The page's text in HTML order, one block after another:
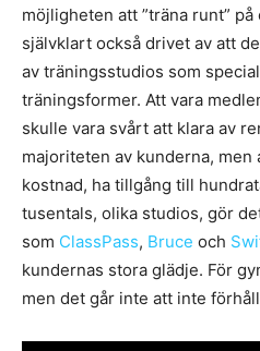
möjligheten att ”träna runt”
självklart också drivet av att
av träningsstudios som
träningsformer. Att vara
skulle vara svårt att klara av
majoriteten av kunderna,
kostnad, ha tillgång till
tusentals, olika studios, gör
som ClassPass, Bruce och
kundernas stora glädje. För
men det går inte att inte